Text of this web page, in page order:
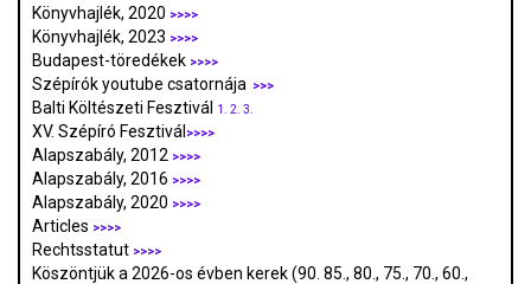
Könyvhajlék, 2020 >>>>
Könyvhajlék, 2023 >>>>
Budapest-töredékek >>>>
Szépírók youtube csatornája >>>
Balti Költészeti Fesztivál 1. 2. 3.
XV. Szépíró Fesztivál >>>>
Alapszabály, 2012 >>>>
Alapszabály, 2016 >>>>
Alapszabály, 2020 >>>>
Articles >>>>
Rechtsstatut >>>>
Köszöntjük a 2026-os évben kerek (90. 85., 80., 75., 70., 60.,